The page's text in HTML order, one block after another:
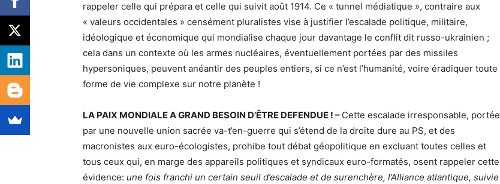
rappeler celle qui prépara et celle qui suivit août 1914. Ce « tunnel médiatique », contraire aux
« valeurs occidentales » censément pluralistes vise à justifier l’escalade politique, militaire,
idéologique et économique qui mondialise chaque jour davantage le conflit dit russo-ukrainien ;
cela dans un contexte où les armes nucléaires, éventuellement portées par des missiles
hypersoniques, peuvent anéantir des peuples entiers, si ce n’est l’humanité, voire éradiquer toute
forme de vie complexe sur notre planète !
LA PAIX MONDIALE A GRAND BESOIN D’ÊTRE DEFENDUE ! – Cette escalade irresponsable, portée
par une nouvelle union sacrée va-t’en-guerre qui s’étend de la droite dure au PS, et des
macronistes aux euro-écologistes, prohibe tout débat géopolitique en excluant toutes celles et
tous ceux qui, en marge des appareils politiques et syndicaux euro-formatés, osent rappeler cette
évidence: une fois franchi un certain seuil d’escalade et de surenchère, l’Alliance atlantique, suivie